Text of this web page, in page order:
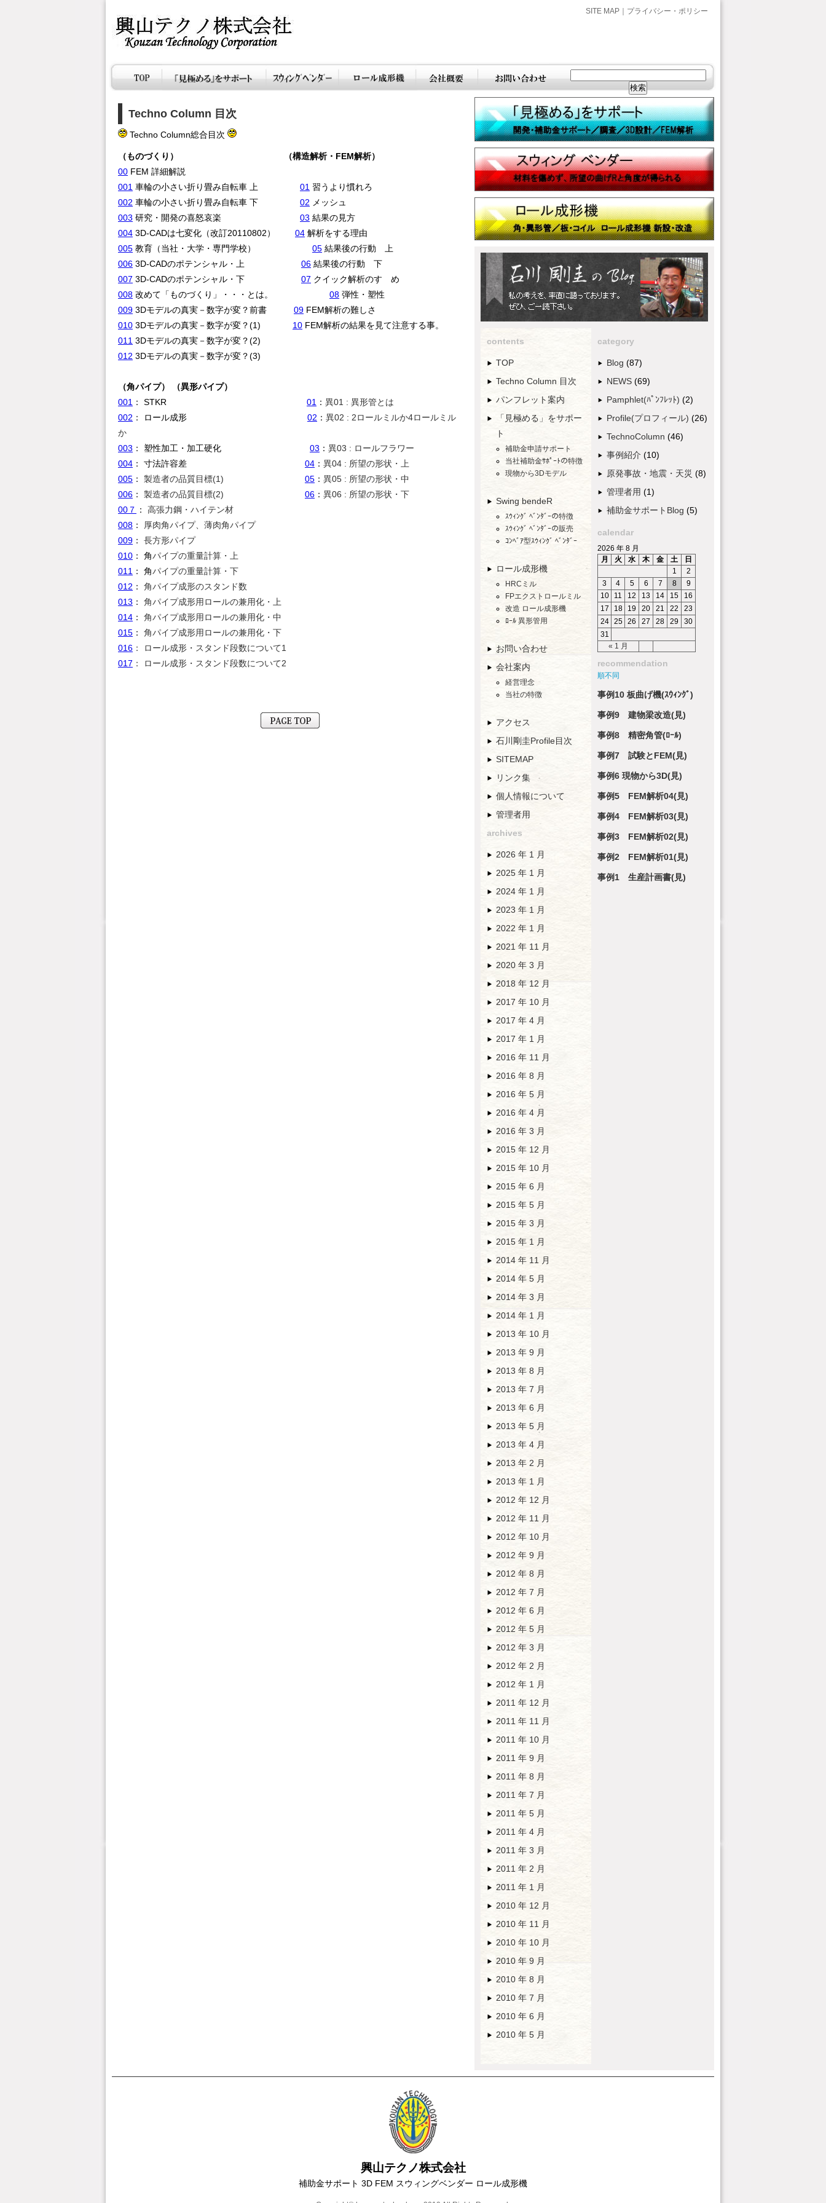
SITE MAP プライバシー・ポリシー
Techno Column 目次
Techno Column総合目次
（ものづくり） （構造解析・FEM解析）
00 FEM 詳細解説
001 車輪の小さい折り畳み自転車 上 01 習うより慣れろ
002 車輪の小さい折り畳み自転車 下 02 メッシュ
003 研究・開発の喜怒哀楽 03 結果の見方
004 3D-CADは七変化（改訂20110802） 04 解析をする理由
005 教育（当社・大学・専門学校） 05 結果後の行動 上
006 3D-CADのポテンシャル・上 06 結果後の行動 下
007 3D-CADのポテンシャル・下 07 クイック解析のすゝめ
008 改めて「ものづくり」・・・とは。 08 弾性・塑性
009 3Dモデルの真実－数字が変？前書 09 FEM解析の難しさ
010 3Dモデルの真実－数字が変？(1) 10 FEM解析の結果を見て注意する事。
011 3Dモデルの真実－数字が変？(2)
012 3Dモデルの真実－数字が変？(3)
（角パイプ）
（異形パイプ）
001 ： STKR 01 ： 異01 : 異形管とは
002 ： ロール成形 02 ： 異02 : 2ロールミルか4ロールミル
か
003 ： 塑性加工・加工硬化 03 ： 異03 : ロールフラワー
004 ： 寸法許容差 04 ： 異04 : 所望の形状・上
005 ： 製造者の品質目標(1) 05 ： 異05 : 所望の形状・中
006 ： 製造者の品質目標(2) 06 ： 異06 : 所望の形状・下
00７ ： 高張力鋼・ハイテン材
008 ：
厚肉角パイプ、薄肉角パイプ
009 ： 長方形パイプ
010 ： 角パイプの重量計算・上
011 ： 角パイプの重量計算・下
012 ： 角パイプ成形のスタンド数
013 ： 角パイプ成形用ロールの兼用化・上
014 ： 角パイプ成形用ロールの兼用化・中
015 ： 角パイプ成形用ロールの兼用化・下
016 ： ロール成形・スタンド段数について1
017 ： ロール成形・スタンド段数について2
contents
TOP
Techno Column 目次
パンフレット案内
「見極める」をサポー
ト
補助金申請サポート
当社補助金ｻﾎﾟｰﾄの特徴
現物から3Dモデル
Swing bendeR
ｽｳｨﾝｸﾞ ﾍﾞﾝﾀﾞｰの特徴
ｽｳｨﾝｸﾞ ﾍﾞﾝﾀﾞｰの販売
ｺﾝﾍﾞｱ型ｽｳｨﾝｸﾞ ﾍﾞﾝﾀﾞｰ
ロール成形機
HRCミル
FPエクストロールミル
改造 ロール成形機
ﾛｰﾙ 異形管用
お問い合わせ
会社案内
経営理念
当社の特徴
アクセス
石川剛圭Profile目次
SITEMAP
リンク集
個人情報について
管理者用
archives
2026 年 1 月
2025 年 1 月
2024 年 1 月
2023 年 1 月
2022 年 1 月
2021 年 11 月
2020 年 3 月
2018 年 12 月
2017 年 10 月
2017 年 4 月
2017 年 1 月
2016 年 11 月
2016 年 8 月
2016 年 5 月
2016 年 4 月
2016 年 3 月
2015 年 12 月
2015 年 10 月
2015 年 6 月
2015 年 5 月
2015 年 3 月
2015 年 1 月
2014 年 11 月
2014 年 5 月
2014 年 3 月
2014 年 1 月
2013 年 10 月
2013 年 9 月
2013 年 8 月
2013 年 7 月
2013 年 6 月
2013 年 5 月
2013 年 4 月
2013 年 2 月
2013 年 1 月
2012 年 12 月
2012 年 11 月
2012 年 10 月
2012 年 9 月
2012 年 8 月
2012 年 7 月
2012 年 6 月
2012 年 5 月
2012 年 3 月
2012 年 2 月
2012 年 1 月
2011 年 12 月
2011 年 11 月
2011 年 10 月
2011 年 9 月
2011 年 8 月
2011 年 7 月
2011 年 5 月
2011 年 4 月
2011 年 3 月
2011 年 2 月
2011 年 1 月
2010 年 12 月
2010 年 11 月
2010 年 10 月
2010 年 9 月
2010 年 8 月
2010 年 7 月
2010 年 6 月
2010 年 5 月
category
Blog (87)
NEWS (69)
Pamphlet(ﾊﾟﾝﾌﾚｯﾄ) (2)
Profile(プロフィール) (26)
TechnoColumn (46)
事例紹介 (10)
原発事故・地震・天災 (8)
管理者用 (1)
補助金サポートBlog (5)
calendar
2026 年 8 月
月
火 水 木 金 土 日
« 1 月
1
2
3
4 5 6 7 8
9
10
11 12 13 14 15
16
17
18 19 20 21 22
23
24
25 26 27 28 29
30
31
recommendation
順不同
事例10 板曲げ機(ｽｳｨﾝｸﾞ)
事例9 建物梁改造(見)
事例8 精密角管(ﾛｰﾙ)
事例7 試験とFEM(見)
事例6 現物から3D(見)
事例5 FEM解析04(見)
事例4 FEM解析03(見)
事例3 FEM解析02(見)
事例2 FEM解析01(見)
事例1 生産計画書(見)
興山テクノ株式会社
補助金サポート 3D FEM スウィングベンダー ロール成形機